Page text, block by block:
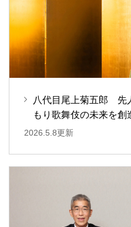
八代目尾上菊五郎 先
もり歌舞伎の未来を創
2026.5.8更新